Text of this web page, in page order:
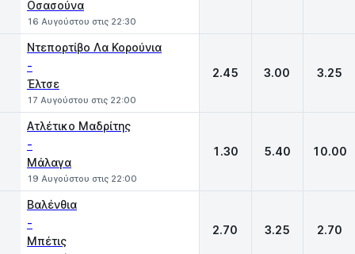
Οσασούνα
16 Αυγούστου στις 22:30
Ντεπορτίβο Λα Κορούνια
-
Έλτσε
17 Αυγούστου στις 22:00
2.45 3.00 3.25
Ατλέτικο Μαδρίτης
-
Μάλαγα
19 Αυγούστου στις 22:00
1.30 5.40 10.00
Βαλένθια
-
Μπέτις
2.70 3.25 2.70